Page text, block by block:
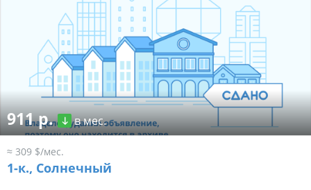
911 р. в мес.
≈ 309 $/мес.
1-к., Солнечный